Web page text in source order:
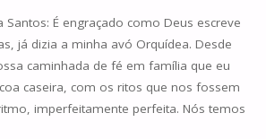
OU
TRÊS"
Santos: É engraçado como Deus escreve
já dizia a minha avó Orquídea. Desde
caminhada de fé em família que eu
caseira, com os ritos que nos fossem
imperfeitamente perfeita. Nós temos